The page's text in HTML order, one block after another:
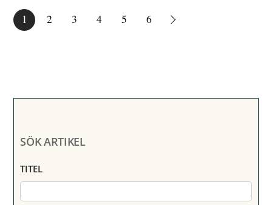
1 2 3 4 5 6
SÖK ARTIKEL
TITEL